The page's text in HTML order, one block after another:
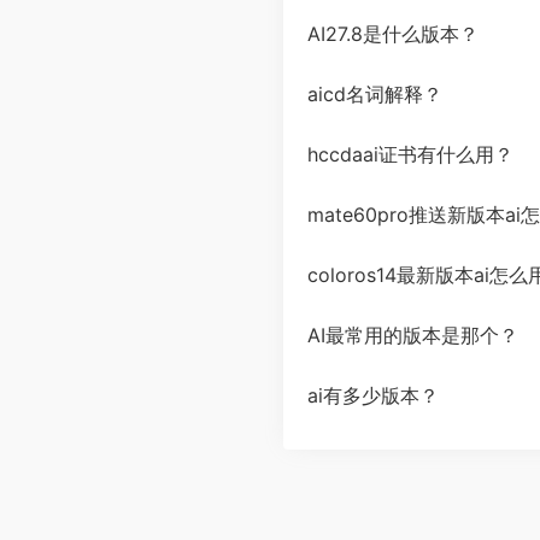
AI27.8是什么版本？
aicd名词解释？
hccdaai证书有什么用？
mate60pro推送新版本ai怎
coloros14最新版本ai怎么
AI最常用的版本是那个？
ai有多少版本？